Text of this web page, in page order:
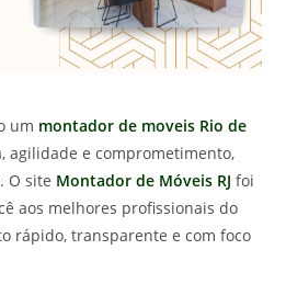
um montador de moveis Rio de
agilidade e comprometimento,
O site Montador de Móveis RJ foi
aos melhores profissionais do
rápido, transparente e com foco